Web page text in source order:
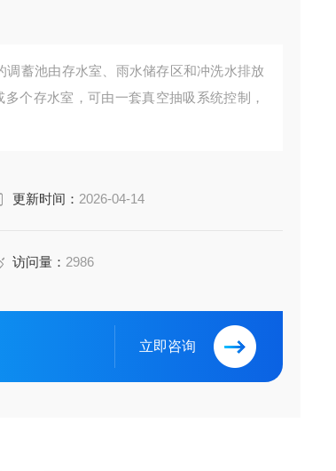
个存水室，可由一套真空抽吸系统控制，
更新时间： 2026-04-14
访问量： 2986
立即咨询